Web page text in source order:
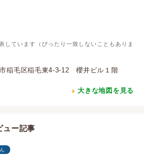
しています（ぴったり一致しないこともありま
稲毛区稲毛東4-3-12 櫻井ビル１階
大きな地図を見る
ュー記事